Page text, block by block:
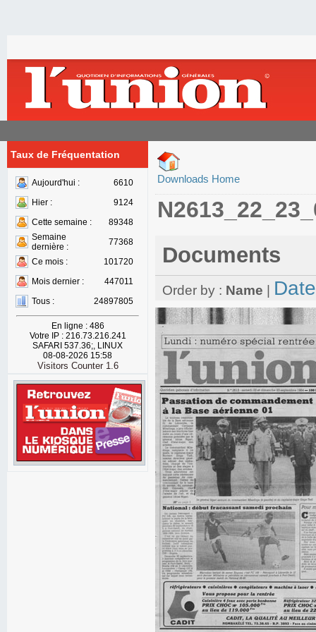
Taux de Fréquentation
Aujourd'hui :
6610
Hier :
9124
Cette semaine :
89348
Semaine
dernière :
77368
Ce mois :
101720
Mois dernier :
447011
Tous :
24897805
En ligne : 486
Votre IP : 216.73.216.241
SAFARI 537.36;, LINUX
08-08-2026 15:58
Visitors Counter 1.6
Downloads Home
Documents
Order by : Name Date